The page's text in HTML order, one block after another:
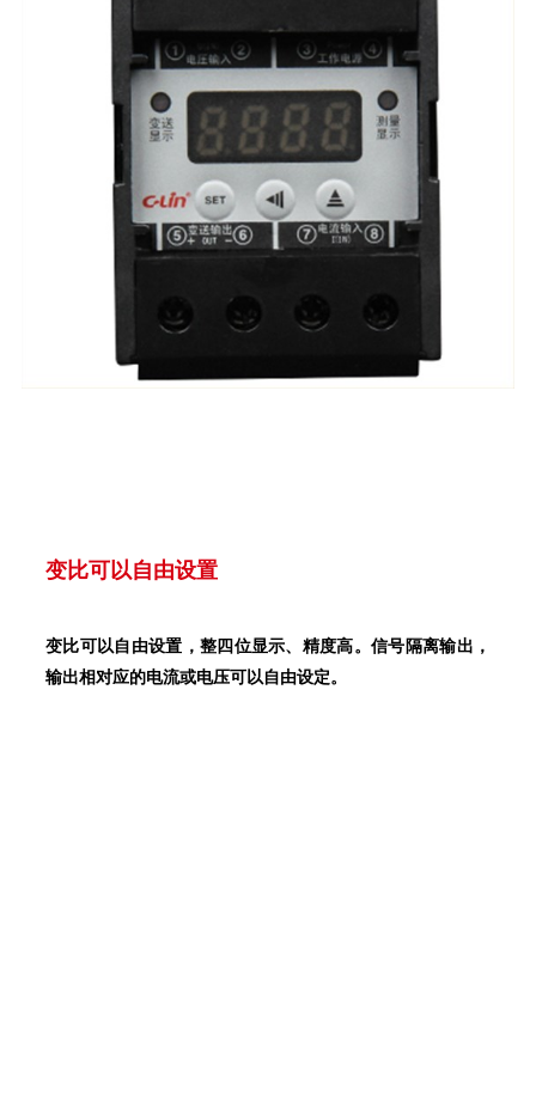
变比可以自由设置
变比可以自由设置，整四位显示、精度高。信号隔离输出，
输出相对应的电流或电压可以自由设定。